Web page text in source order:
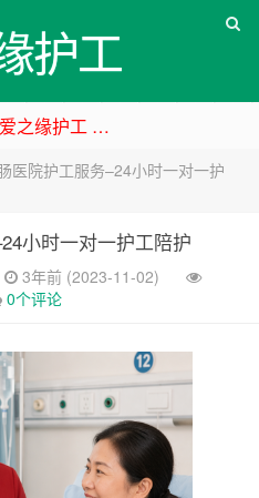
护工
上海住家一对一护工---上海爱之缘护工 18202153150
上海专业医院一对一24小时护工---上海爱之缘护工 18202153150
医院护工服务–24小时一对一护
小时一对一护工陪护
3年前 (2023-11-02)
0个评论